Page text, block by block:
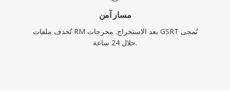
مسار آمن
تُحذف ملفات RM بعد الاستخراج. مخرجات GSRT تُمحى
خلال 24 ساعة.